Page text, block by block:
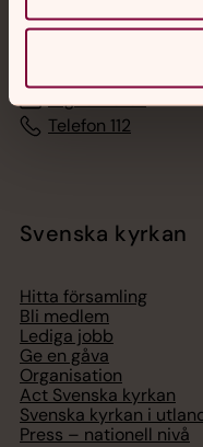
Digitalt brev
Telefon 112
Svenska kyrkan
Hitta församling
Bli medlem
Lediga jobb
Ge en gåva
Organisation
Act Svenska kyrkan
Svenska kyrkan i
Press – nationell nivå